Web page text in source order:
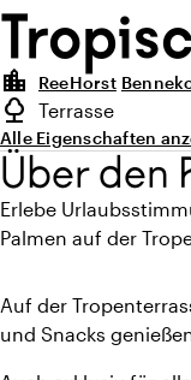
location_city
ReeHorst
Highlights
nature
Art des
Terrasse
Alle Eigenschaften
Über den
Erlebe
Palmen auf der
Auf der
und Snacks